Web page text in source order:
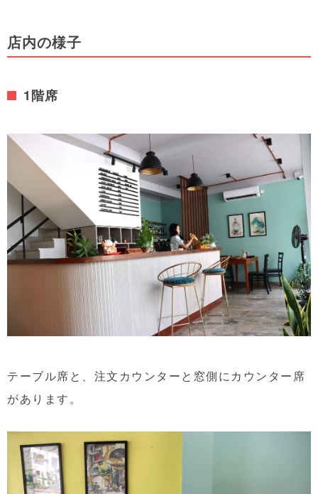
店内の様子
1階席
テーブル席と、注文カウンターと窓側にカウンター席
があります。